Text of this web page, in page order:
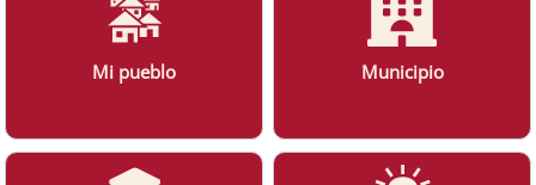
Mi pueblo Municipio